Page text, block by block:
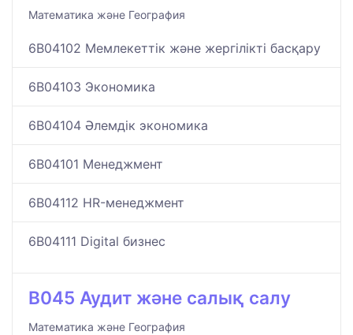
Математика және География
6B04102 Мемлекеттік және жергілікті басқару
6B04103 Экономика
6B04104 Әлемдік экономика
6B04101 Менеджмент
6B04112 HR-менеджмент
6B04111 Digital бизнес
B045 Аудит және салық салу
Математика және География